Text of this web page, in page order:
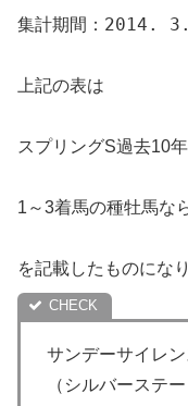
集計期間：2014.
上記の表は
スプリングS過去10
1～3着馬の種牡馬な
を記載したものにな
サンデーサイレ
（シルバーステ